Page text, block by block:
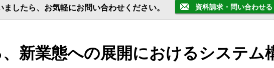
したら、お気軽にお問い合わせください。 資料請求・問い合わせる
新業態への展開におけるシステム